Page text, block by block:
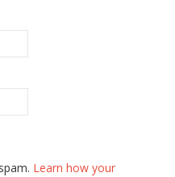
Learn how your